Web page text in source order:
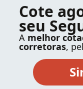
Cote
seu
A melhor
corretoras,